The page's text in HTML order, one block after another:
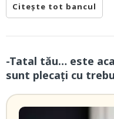
Citește tot bancul
-Tatal tău… este
sunt plecați cu